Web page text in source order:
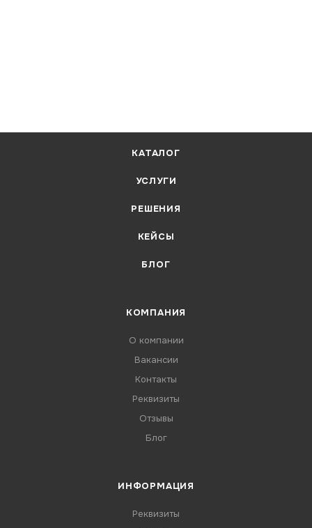
КАТАЛОГ
УСЛУГИ
РЕШЕНИЯ
КЕЙСЫ
БЛОГ
КОМПАНИЯ
О компании
Вакансии
Контакты
Реквизиты
Отзывы
Блог
ИНФОРМАЦИЯ
Реквизиты